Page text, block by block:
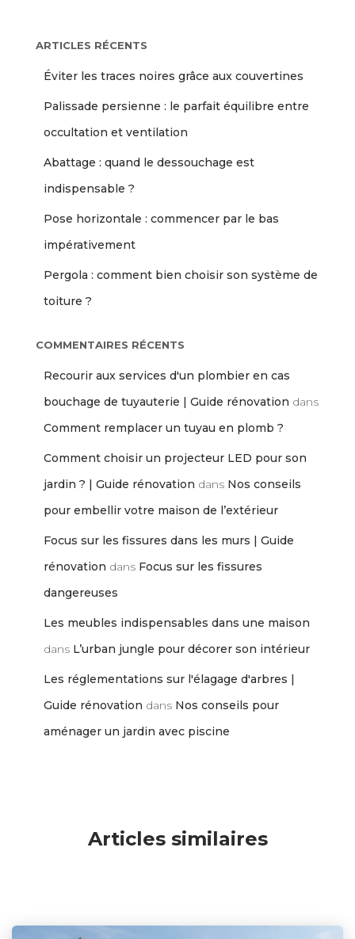
ARTICLES RÉCENTS
Éviter les traces noires grâce aux couvertines
Palissade persienne : le parfait équilibre entre
occultation et ventilation
Abattage : quand le dessouchage est
indispensable ?
Pose horizontale : commencer par le bas
impérativement
Pergola : comment bien choisir son système de
toiture ?
COMMENTAIRES RÉCENTS
Recourir aux services d'un plombier en cas
bouchage de tuyauterie | Guide rénovation dans
Comment remplacer un tuyau en plomb ?
Comment choisir un projecteur LED pour son
jardin ? | Guide rénovation dans Nos conseils
pour embellir votre maison de l’extérieur
Focus sur les fissures dans les murs | Guide
rénovation dans Focus sur les fissures
dangereuses
Les meubles indispensables dans une maison
dans L’urban jungle pour décorer son intérieur
Les réglementations sur l'élagage d'arbres |
Guide rénovation dans Nos conseils pour
aménager un jardin avec piscine
Articles similaires